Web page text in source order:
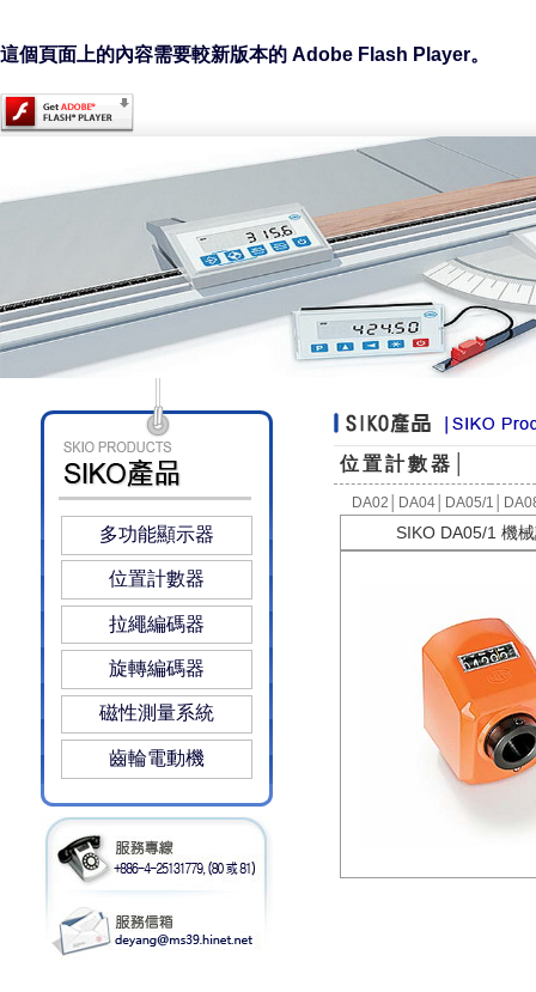
這個頁面上的內容需要較新版本的 Adobe Flash Player。
位置計數器│
DA02 DA04 DA05/1
SIKO DA05/1 機
多功能顯示器
位置計數器
拉繩編碼器
旋轉編碼器
磁性測量系統
齒輪電動機